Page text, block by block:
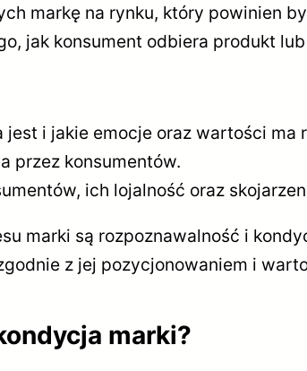
markę na rynku, który powinien
jak konsument odbiera produkt
jest i jakie emocje oraz wartości ma
przez konsumentów.
ich lojalność oraz
marki są rozpoznawalność i
z jej pozycjonowaniem i
marki?